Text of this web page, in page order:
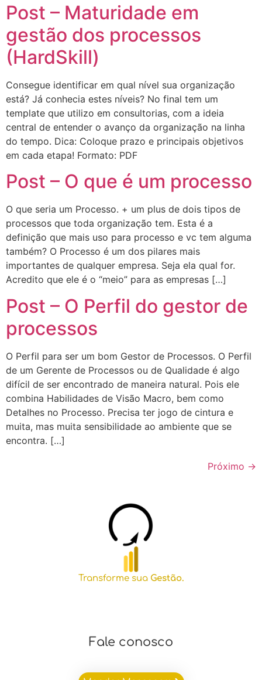
Post – Maturidade em
gestão dos processos
(HardSkill)
Consegue identificar em qual nível sua organização
está? Já conhecia estes níveis? No final tem um
template que utilizo em consultorias, com a ideia
central de entender o avanço da organização na linha
do tempo. Dica: Coloque prazo e principais objetivos
em cada etapa! Formato: PDF
Post – O que é um processo
O que seria um Processo. + um plus de dois tipos de
processos que toda organização tem. Esta é a
definição que mais uso para processo e vc tem alguma
também? O Processo é um dos pilares mais
importantes de qualquer empresa. Seja ela qual for.
Acredito que ele é o “meio” para as empresas […]
Post – O Perfil do gestor de
processos
O Perfil para ser um bom Gestor de Processos. O Perfil
de um Gerente de Processos ou de Qualidade é algo
difícil de ser encontrado de maneira natural. Pois ele
combina Habilidades de Visão Macro, bem como
Detalhes no Processo. Precisa ter jogo de cintura e
muita, mas muita sensibilidade ao ambiente que se
encontra. […]
Próximo →
Transforme sua Gestão.
Fale conosco